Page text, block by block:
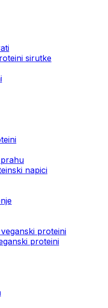
sirutke
napici
proteini
proteini